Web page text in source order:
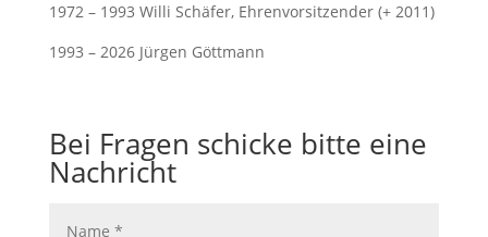
1972 – 1993 Willi Schäfer, Ehrenvorsitzender (+ 2011)
1993 – 2026 Jürgen Göttmann
Bei Fragen schicke bitte eine
Nachricht